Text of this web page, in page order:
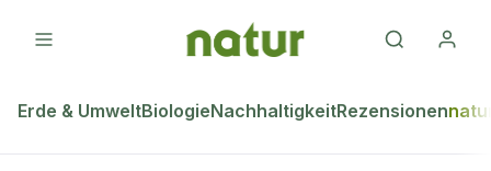
Erde & UmweltBiologieNachhaltigkeitRezensionen